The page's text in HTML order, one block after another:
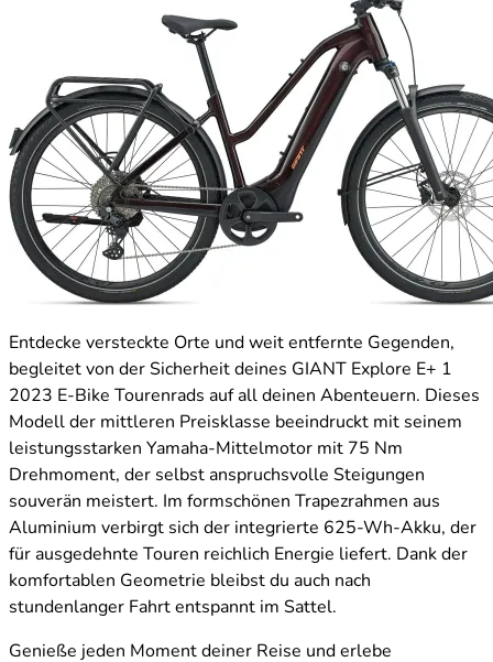
Entdecke versteckte Orte und weit entfernte Gegenden,
begleitet von der Sicherheit deines GIANT Explore E+ 1
2023 E-Bike Tourenrads auf all deinen Abenteuern. Dieses
Modell der mittleren Preisklasse beeindruckt mit seinem
leistungsstarken Yamaha-Mittelmotor mit 75 Nm
Drehmoment, der selbst anspruchsvolle Steigungen
souverän meistert. Im formschönen Trapezrahmen aus
Aluminium verbirgt sich der integrierte 625-Wh-Akku, der
für ausgedehnte Touren reichlich Energie liefert. Dank der
komfortablen Geometrie bleibst du auch nach
stundenlanger Fahrt entspannt im Sattel.
Genieße jeden Moment deiner Reise und erlebe